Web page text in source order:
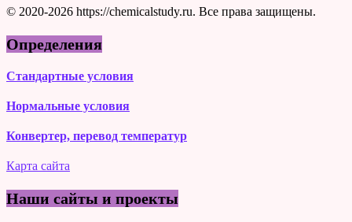
© 2020-2026 https://chemicalstudy.ru. Все права защищены.
Определения
Стандартные условия
Нормальные условия
Конвертер, перевод температур
Карта сайта
Наши сайты и проекты